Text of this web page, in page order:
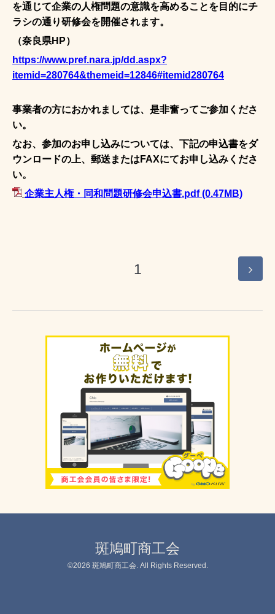
を通じて企業の人権問題の意識を高めることを目的にチ
ラシの通り研修会を開催されます。
（奈良県HP）
https://www.pref.nara.jp/dd.aspx?
itemid=280764&themeid=12846#itemid280764
事業者の方におかれましては、是非奮ってご参加くださ
い。
なお、参加のお申し込みについては、下記の申込書をダ
ウンロードの上、郵送またはFAXにてお申し込みくださ
い。
企業主人権・同和問題研修会申込書.pdf(0.47MB)
1
斑鳩町商工会
©2026 斑鳩町商工会. All Rights Reserved.